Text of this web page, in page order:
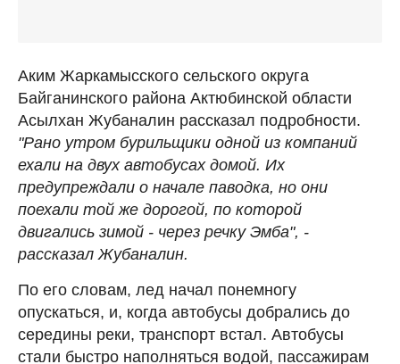
Аким Жаркамысского сельского округа
Байганинского района Актюбинской области
Асылхан Жубаналин рассказал подробности.
"Рано утром бурильщики одной из компаний
ехали на двух автобусах домой. Их
предупреждали о начале паводка, но они
поехали той же дорогой, по которой
двигались зимой - через речку Эмба", -
рассказал Жубаналин.
По его словам, лед начал понемногу
опускаться, и, когда автобусы добрались до
середины реки, транспорт встал. Автобусы
стали быстро наполняться водой, пассажирам